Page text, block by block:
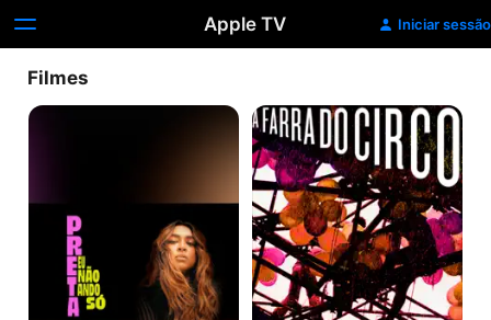
Apple TV Iniciar sessão
Filmes
Preta
Só
A
Farra
do
Circo